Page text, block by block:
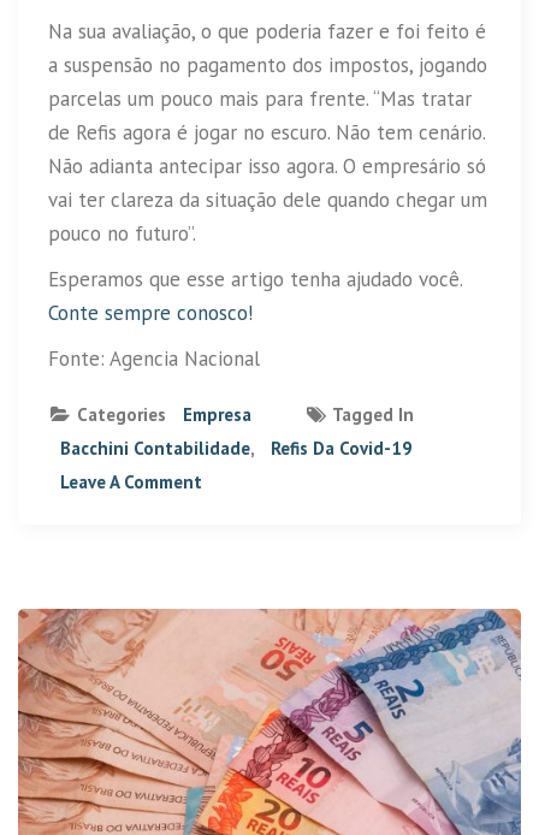
Na sua avaliação, o que poderia fazer e foi feito é
a suspensão no pagamento dos impostos, jogando
parcelas um pouco mais para frente. “Mas tratar
de Refis agora é jogar no escuro. Não tem cenário.
Não adianta antecipar isso agora. O empresário só
vai ter clareza da situação dele quando chegar um
pouco no futuro”.
Esperamos que esse artigo tenha ajudado você.
Conte sempre conosco!
Fonte: Agencia Nacional
Categories Empresa
Tagged In
Bacchini Contabilidade,
Refis Da Covid-19
Leave A Comment